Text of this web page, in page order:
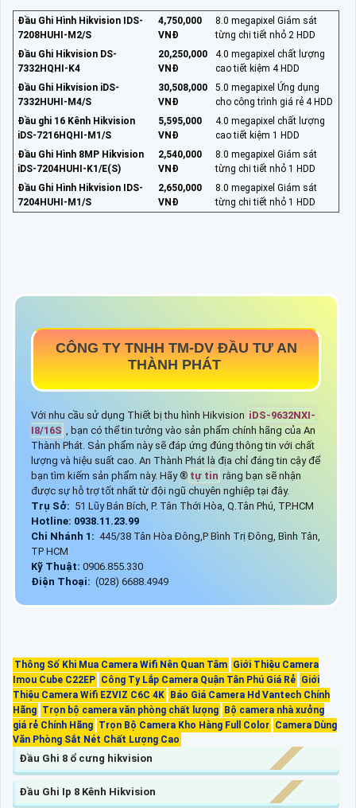
Đầu Ghi Hình Hikvision IDS-
7208HUHI-M2/S
4,750,000
VNĐ
8.0 megapixel Giám sát
từng chi tiết nhỏ 2 HDD
Đầu Ghi Hikvision DS-
7332HQHI-K4
20,250,000
VNĐ
4.0 megapixel chất lượng
cao tiết kiệm 4 HDD
Đầu Ghi Hikvision iDS-
7332HUHI-M4/S
30,508,000
VNĐ
5.0 megapixel Ứng dụng
cho công trình giá rẻ 4 HDD
Đầu ghi 16 Kênh Hikvision
iDS-7216HQHI-M1/S
5,595,000
VNĐ
4.0 megapixel chất lượng
cao tiết kiệm 1 HDD
Đầu Ghi Hình 8MP Hikvision
iDS-7204HUHI-K1/E(S)
2,540,000
VNĐ
8.0 megapixel Giám sát
từng chi tiết nhỏ 1 HDD
Đầu Ghi Hình Hikvision IDS-
7204HUHI-M1/S
2,650,000
VNĐ
8.0 megapixel Giám sát
từng chi tiết nhỏ 1 HDD
CÔNG TY TNHH TM-DV ĐẦU TƯ AN
THÀNH PHÁT
Với nhu cầu sử dụng Thiết bị thu hình Hikvision iDS-9632NXI-
I8/16S
, bạn có thể tin tưởng vào sản phẩm chính hãng của An
Thành Phát. Sản phẩm này sẽ đáp ứng đúng thông tin với chất
lượng và hiệu suất cao. An Thành Phát là địa chỉ đáng tin cậy để
bạn tìm kiếm sản phẩm này. Hãy ®️ tự tin rằng bạn sẽ nhận
được sự hỗ trợ tốt nhất từ đội ngũ chuyên nghiệp tại đây.
Trụ Sở: 51 Lũy Bán Bích, P. Tân Thới Hòa, Q.Tân Phú, TP.HCM
Hotline: 0938.11.23.99
Chi Nhánh 1: 445/38 Tân Hòa Đông,P Bình Trị Đông, Bình Tân,
TP HCM
Kỹ Thuật: 0906.855.330
Điện Thoại: (028) 6688.4949
Thông Số Khi Mua Camera Wifi Nên Quan Tâm Giới Thiệu Camera
Imou Cube C22EP Công Ty Lắp Camera Quận Tân Phú Giá Rẻ Giới
Thiệu Camera Wifi EZVIZ C6C 4K Báo Giá Camera Hd Vantech Chính
Hãng Trọn bộ camera văn phòng chất lượng Bộ camera nhà xưởng
giá rẻ Chính Hãng Trọn Bộ Camera Kho Hàng Full Color Camera Dùng
Văn Phòng Sắt Nét Chất Lượng Cao
Đầu Ghi 8 ổ cưng hikvision
Đầu Ghi Ip 8 Kênh Hikvision